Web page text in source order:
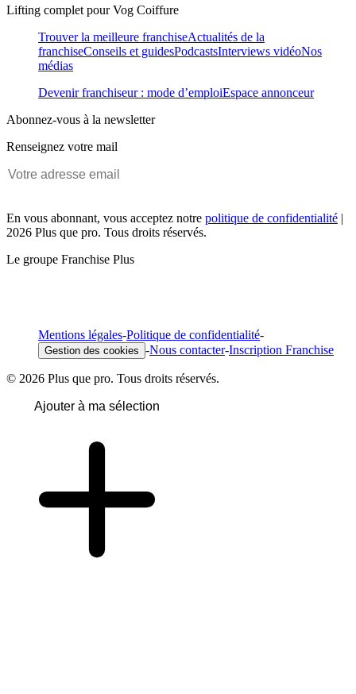
Lifting complet pour Vog Coiffure
Trouver la meilleure franchiseActualités de la
franchiseConseils et guidesPodcastsInterviews vidéoNos
médias
Devenir franchiseur : mode d’emploiEspace annonceur
Abonnez-vous à la newsletter
Renseignez votre mail
En vous abonnant, vous acceptez notre politique de confidentialité |
2026 Plus que pro. Tous droits réservés.
Le groupe Franchise Plus
Mentions légales-Politique de confidentialité-
Gestion des cookies -Nous contacter-Inscription Franchise
© 2026 Plus que pro. Tous droits réservés.
Ajouter à ma sélection